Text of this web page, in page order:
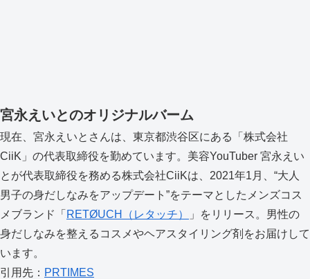
宮永えいとのオリジナルバーム
現在、宮永えいとさんは、東京都渋谷区にある「株式会社
CiiK」の代表取締役を勤めています。美容YouTuber 宮永えい
とが代表取締役を務める株式会社CiiKは、2021年1月、“大人
男子の身だしなみをアップデート”をテーマとしたメンズコス
メブランド「 RETØUCH（レタッチ）
」をリリース。男性の
身だしなみを整えるコスメやヘアスタイリング剤をお届けして
います。
引用先： PRTIMES